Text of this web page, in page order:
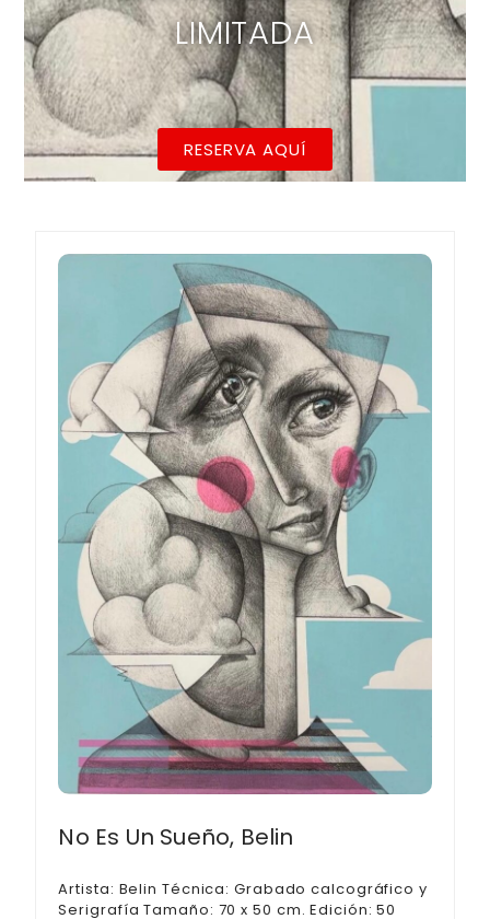
RESERVA AQUÍ
No Es Un Sueño, Belin
Serigrafía Tamaño: 70 x 50 cm. Edición: 50
unidades Firmado y numerado por el artista
de compra de marquetería luego de realizar
tu compra